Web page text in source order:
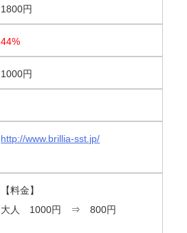
1800円
44%
1000円
http://www.brillia-sst.jp/
【料金】
大人 1000円 ⇒ 800円